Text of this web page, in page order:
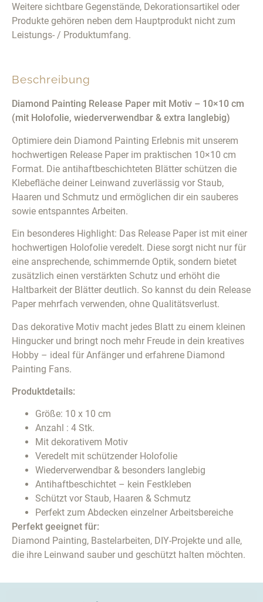
Beschreibung
Diamond Painting Release Paper mit Motiv – 10×10 cm
(mit Holofolie, wiederverwendbar & extra langlebig)
Optimiere dein Diamond Painting Erlebnis mit unserem
hochwertigen Release Paper im praktischen 10×10 cm
Format. Die antihaftbeschichteten Blätter schützen die
Klebefläche deiner Leinwand zuverlässig vor Staub,
Haaren und Schmutz und ermöglichen dir ein sauberes
sowie entspanntes Arbeiten.
Ein besonderes Highlight: Das Release Paper ist mit einer
hochwertigen Holofolie veredelt. Diese sorgt nicht nur für
eine ansprechende, schimmernde Optik, sondern bietet
zusätzlich einen verstärkten Schutz und erhöht die
Haltbarkeit der Blätter deutlich. So kannst du dein Release
Paper mehrfach verwenden, ohne Qualitätsverlust.
Das dekorative Motiv macht jedes Blatt zu einem kleinen
Hingucker und bringt noch mehr Freude in dein kreatives
Hobby – ideal für Anfänger und erfahrene Diamond
Painting Fans.
Produktdetails:
Größe: 10 x 10 cm
Anzahl : 4 Stk.
Mit dekorativem Motiv
Veredelt mit schützender Holofolie
Wiederverwendbar & besonders langlebig
Antihaftbeschichtet – kein Festkleben
Schützt vor Staub, Haaren & Schmutz
Perfekt zum Abdecken einzelner Arbeitsbereiche
Perfekt geeignet für:
Diamond Painting, Bastelarbeiten, DIY-Projekte und alle,
die ihre Leinwand sauber und geschützt halten möchten.
Weitere sichtbare Gegenstände, Dekorationsartikel oder
Produkte gehören neben dem Hauptprodukt nicht zum
Leistungs- / Produktumfang.